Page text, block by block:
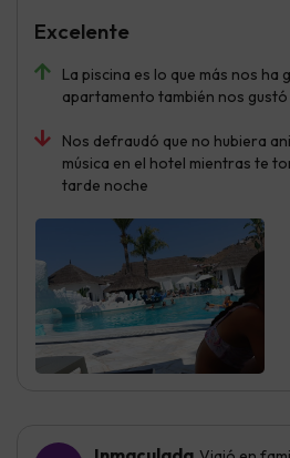
La piscina es lo que más nos ha
apartamento también nos gustó
Nos defraudó que no hubiera
música en el hotel mientras te
tarde noche
Excelente